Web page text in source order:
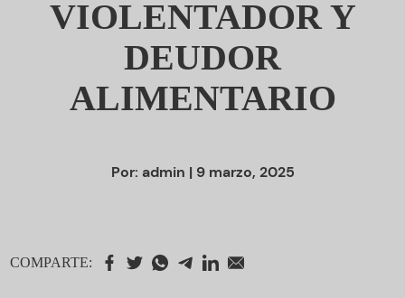
VIOLENTADOR Y
DEUDOR
ALIMENTARIO
Por: admin | 9 marzo, 2025
COMPARTE: